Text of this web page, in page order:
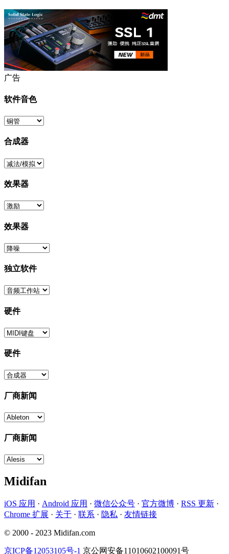
广告
软件音色
合成器
效果器
效果器
独立软件
硬件
硬件
厂商新闻
厂商新闻
Midifan
iOS 应用 · Android 应用 · 微信公众号 · 官方微博 · RSS 更新 ·
Chrome 扩展 · 关于 · 联系 · 隐私 · 友情链接
© 2000 - 2023 Midifan.com
京ICP备12053105号-1 京公网安备11010602100091号